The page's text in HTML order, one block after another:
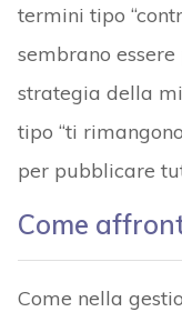
termini tipo
sembrano
strategia della
tipo “ti
per pubblicare
Come
Come nella